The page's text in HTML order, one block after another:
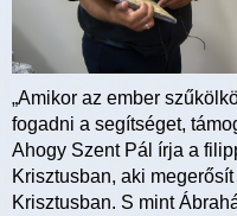
„Amikor az ember
fogadni a segítséget,
Ahogy Szent Pál írja a
Krisztusban, aki
Krisztusban. S mint